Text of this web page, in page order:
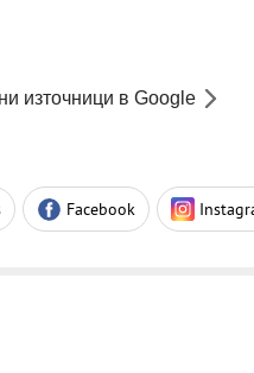
източници в Google
Facebook